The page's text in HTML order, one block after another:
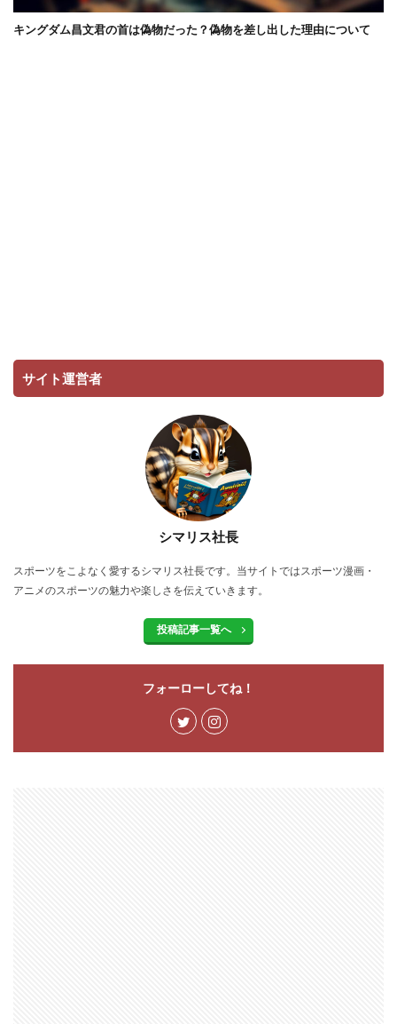
キングダム昌文君の首は偽物だった？偽物を差し出した理由について
サイト運営者
シマリス社長
スポーツをこよなく愛するシマリス社長です。当サイトではスポーツ漫画・
アニメのスポーツの魅力や楽しさを伝えていきます。
投稿記事一覧へ
フォーローしてね！